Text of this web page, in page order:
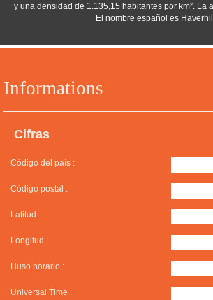
Informations
Cifras
Código del país :
Código postal :
Latitud :
Longitud :
Huso horario :
Universal Time :
y una densidad de 1.135,15 habitantes por km². La
El nombre español es